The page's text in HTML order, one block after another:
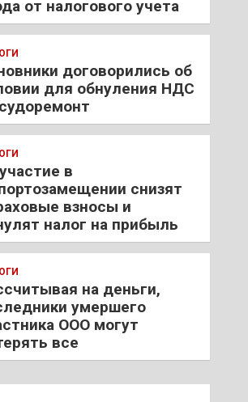
от налогового учета
договорились об
для обнуления НДС
в
снизят
взносы и
налог на прибыль
на деньги,
умершего
ООО могут
все